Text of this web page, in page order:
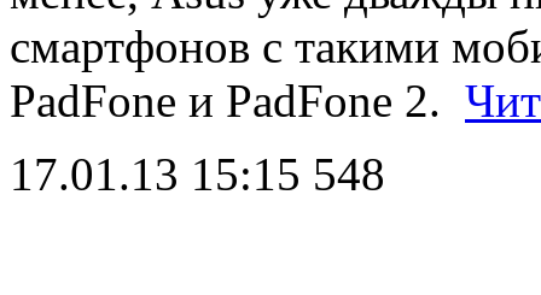
смартфонов с такими
PadFone и PadFone 2.
17.01.13 15:15 548